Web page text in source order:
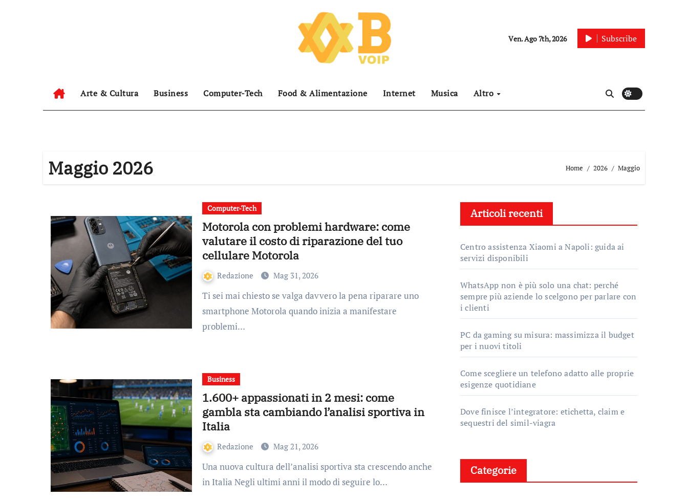
Ven. Ago 7th, 2026 Subscribe
Arte & Cultura Business Computer-Tech Food & Alimentazione Internet Musica Altro
Maggio 2026 Home 2026 Maggio
Computer-Tech
Motorola con problemi hardware: come
valutare il costo di riparazione del tuo
cellulare Motorola
Redazione Mag 31, 2026
Ti sei mai chiesto se valga davvero la pena riparare uno
smartphone Motorola quando inizia a manifestare
problemi…
Business
1.600+ appassionati in 2 mesi: come
gambla sta cambiando l’analisi sportiva in
Italia
Redazione Mag 21, 2026
Una nuova cultura dell’analisi sportiva sta crescendo anche
in Italia Negli ultimi anni il modo di seguire lo…
Articoli recenti
Centro assistenza Xiaomi a Napoli: guida ai
servizi disponibili
WhatsApp non è più solo una chat: perché
sempre più aziende lo scelgono per parlare con
i clienti
PC da gaming su misura: massimizza il budget
per i nuovi titoli
Come scegliere un telefono adatto alle proprie
esigenze quotidiane
Dove finisce l’integratore: etichetta, claim e
sequestri del simil-viagra
Categorie